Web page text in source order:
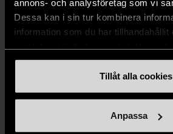
annons- och analysföretag som vi
Dessa kan i sin tur kombinera
information som du har tillhandahållit
Tillåt alla cookies
Anpassa399 kr